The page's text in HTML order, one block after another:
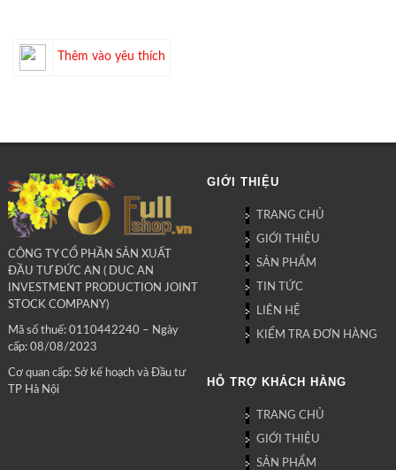
Thêm vào yêu thích
CÔNG TY CỔ PHẦN SẢN XUẤT
ĐẦU TƯ ĐỨC AN ( DUC AN
INVESTMENT PRODUCTION JOINT
STOCK COMPANY)
Mã số thuế: 0110442240 – Ngày
cấp: 08/08/2023
Cơ quan cấp: Sở kế hoạch và Đầu tư
TP Hà Nội
GIỚI THIỆU
TRANG CHỦ
GIỚI THIỆU
SẢN PHẨM
TIN TỨC
LIÊN HỆ
KIỂM TRA ĐƠN HÀNG
HỖ TRỢ KHÁCH HÀNG
TRANG CHỦ
GIỚI THIỆU
SẢN PHẨM